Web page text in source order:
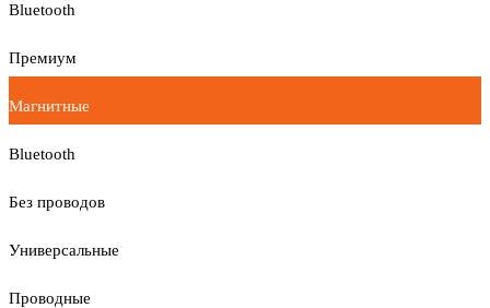
Bluetooth
Премиум
Магнитные
Bluetooth
Без проводов
Универсальные
Проводные